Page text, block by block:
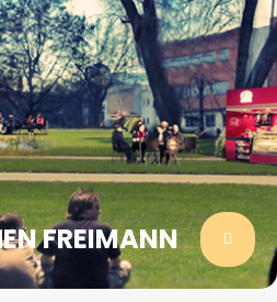
FREIMANN